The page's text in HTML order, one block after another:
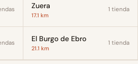
Zuera
17.1 km
1 tienda
El Burgo de Ebro
21.1 km
1 tienda